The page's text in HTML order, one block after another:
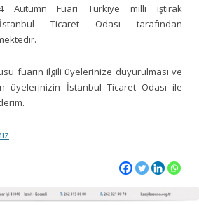
Autumn Fuarı Türkiye milli iştirak
Ticaret Odası tarafından
fuarın ilgili üyelerinize duyurulması ve
üyelerinizin İstanbul Ticaret Odası ile